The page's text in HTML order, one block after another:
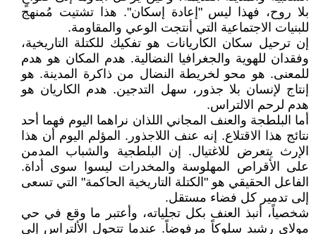
بلا روح، فهذا ليس "إعادة إسكان". هذا تشتيت مُمنهج
للبنيات الاجتماعية التي أنتجت الوعي والمقاومة.
إن ترحيل سكان الكاريانات هو تفكيك للكتلة التاريخية،
وفقدان للهوية والجغرافيا النضالية. هدم المكان هو هدم
للمعنى. هو محو لخريطة النضال من ذاكرة المدينة. هو
إنتاج لإنسان بلا جذور، سهل التدجين. هدم الكاريان هو
هدم لرحم الالتراس.
أما البلطجة والعنف المجاني اللذان نراهما اليوم فهما أحد
نتائج هذا الاقتلاع. إنه عنف اللاجذور. المؤلم اليوم أن هذا
الإرث يتعرض للاغتيال. إن البلطجية والشباب المدمن
على الأقراص المهلوسة والمخدرات ليسوا سوى أداة.
الفاعل الحقيقي هو "الكتلة التاريخية الحاكمة" التي تسعى
إلى تدمير كل فضاء مستقل.
شخصياً، أنبذ العنف بكل تجلياته، وأعتبر ما وقع في حي
مولاي رشيد سلوكاً مرفوضاً. عندما تتحول الألتراس إلى